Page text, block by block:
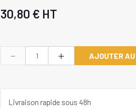
30,80 € HT
- + AJOUTER
Livraison rapide sous 48h